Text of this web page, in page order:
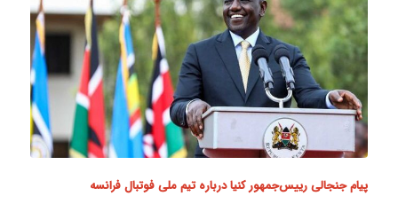
پیام جنجالی رییس‌جمهور کنیا درباره تیم ملی فوتبال فرانسه